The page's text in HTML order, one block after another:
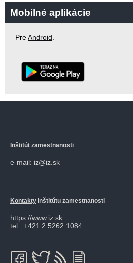
Mobilné aplikácie
PreAndroid.
Inštitút zamestnanosti
e-mail: iz@iz.sk
Kontakty Inštitútu zamestnanosti
https://www.iz.sk
tel.: +421 2 5262 1084